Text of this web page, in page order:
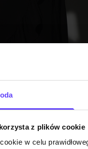
z plików cookie
w celu